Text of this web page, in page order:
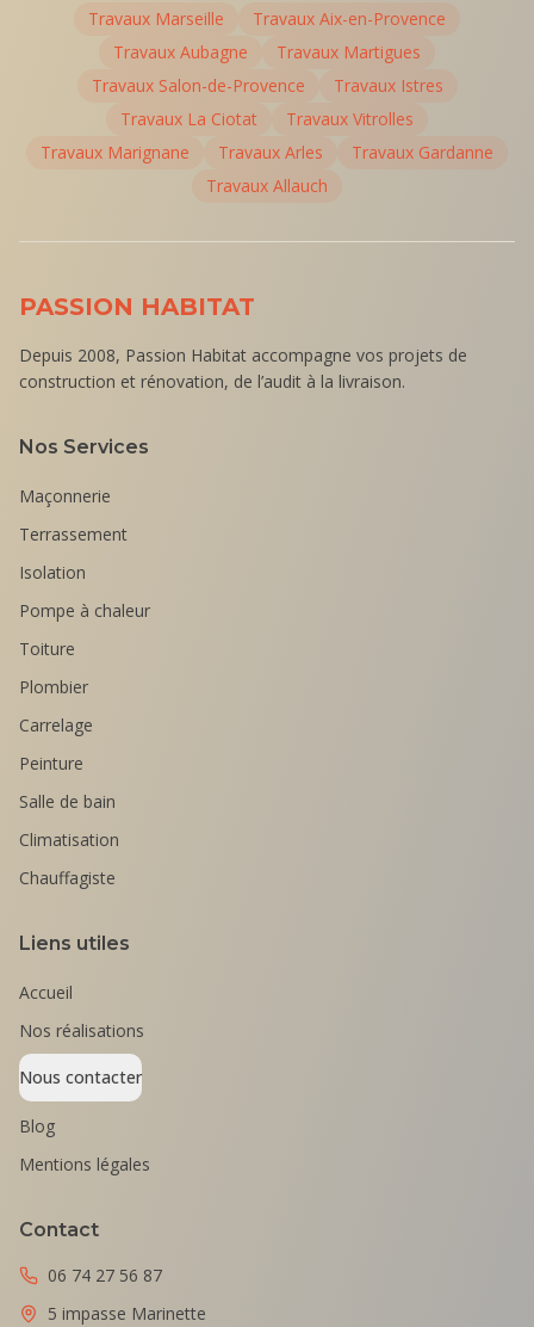
Travaux Marseille Travaux Aix-en-Provence
Travaux Aubagne Travaux Martigues
Travaux Salon-de-Provence Travaux Istres
Travaux La Ciotat Travaux Vitrolles
Travaux Marignane Travaux Arles Travaux Gardanne
Travaux Allauch
PASSION HABITAT
Depuis 2008, Passion Habitat accompagne vos projets de
construction et rénovation, de l’audit à la livraison.
Nos Services
Maçonnerie
Terrassement
Isolation
Pompe à chaleur
Toiture
Plombier
Carrelage
Peinture
Salle de bain
Climatisation
Chauffagiste
Liens utiles
Accueil
Nos réalisations
Nous contacter
Blog
Mentions légales
Contact
06 74 27 56 87
5 impasse Marinette